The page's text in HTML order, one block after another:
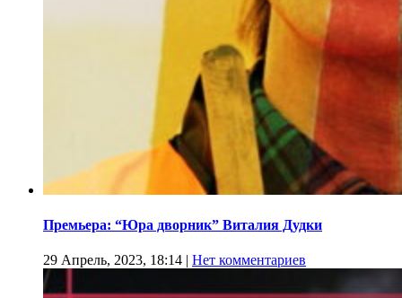
Премьера: “Юра дворник” Виталия Дудки
29 Апрель, 2023, 18:14 | Нет комментариев